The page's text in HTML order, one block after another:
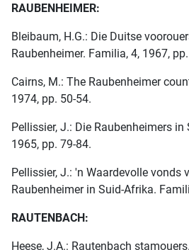
RAUBENHEIMER:
Bleibaum, H.G.: Die Duitse
Raubenheimer. Familia, 4, 1967,
Cairns, M.: The Raubenheimer
1974, pp. 50-54.
Pellissier, J.: Die Raubenheimers
1965, pp. 79-84.
Pellissier, J.: 'n Waardevolle vonds
Raubenheimer in Suid-Afrika.
RAUTENBACH:
Heese, J.A.: Rautenbach